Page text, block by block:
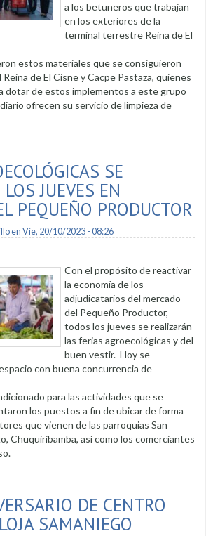
a los betuneros que trabajan
en los exteriores de la
terminal terrestre Reina de El
estos materiales que se consiguieron
de El Cisne y Cacpe Pastaza, quienes
dotar de estos implementos a este grupo
ofrecen su servicio de limpieza de
SE
JUEVES EN
PEQUEÑO PRODUCTOR
en Vie, 20/10/2023 - 08:26
Con el propósito de reactivar
la economía de los
adjudicatarios del mercado
del Pequeño Productor,
todos los jueves se realizarán
las ferias agroecológicas y del
buen vestir. Hoy se
con buena concurrencia de
para las actividades que se
los puestos a fin de ubicar de forma
que vienen de las parroquias San
Chuquiribamba, así como los comerciantes
DE CENTRO
SAMANIEGO